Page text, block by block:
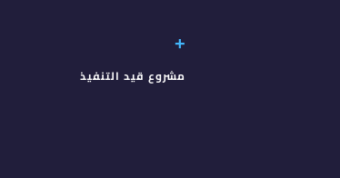
+
مشروع قيد التنفيذ